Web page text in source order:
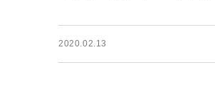
2020.02.13